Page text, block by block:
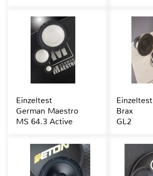
Einzeltest
German Maestro
MS 64.3 Active
Einzeltest
Brax
GL2